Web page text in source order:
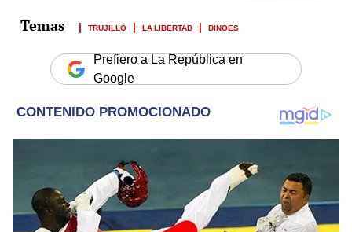
TRUJILLO LA LIBERTAD DINOES
Prefiero a La República en
Google